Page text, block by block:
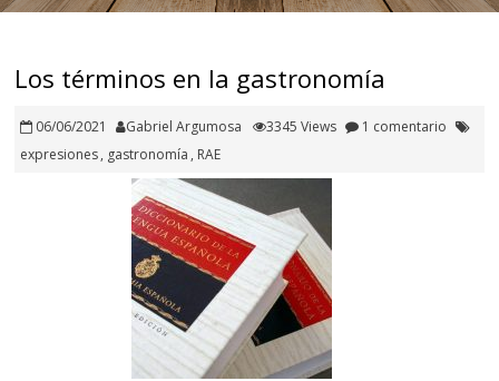
Los términos en la gastronomía
06/06/2021 Gabriel Argumosa 3345 Views
1 comentario
expresiones, gastronomía , RAE